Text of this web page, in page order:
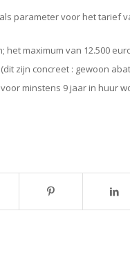
parameter voor het tarief
maximum van 12.500
zijn concreet : gewoon
minstens 9 jaar in huur